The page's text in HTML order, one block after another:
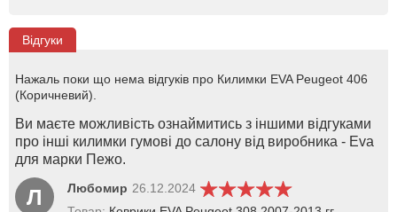
Відгуки
Нажаль поки що нема відгуків про Килимки EVA Peugeot 406
(Коричневий).
Ви маєте можливість ознаймитись з іншими відгуками
про інші килимки гумові до салону від виробника - Eva
для марки Пежо.
Л Любомир 26.12.2024